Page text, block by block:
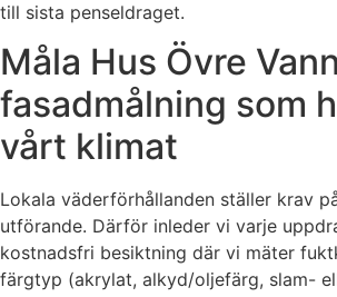
till sista penseldraget.
Måla Hus Övre
fasadmålning som
vårt klimat
Lokala väderförhållanden ställer krav
utförande. Därför inleder vi varje
kostnadsfri besiktning där vi mäter
färgtyp (akrylat, alkyd/oljefärg, slam-